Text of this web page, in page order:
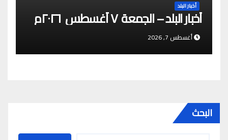
أخبار البلد
أخبار البلد – الجمعة ٧ أغسطس ٢٠٢٦م
أغسطس 7, 2026
البحث